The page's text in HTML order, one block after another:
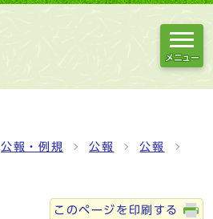
メニュー
公報・例規 公報 公報
このページを印刷する